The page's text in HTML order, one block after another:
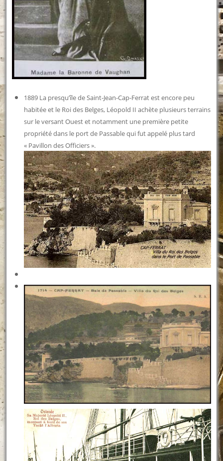
1889 La presqu’île de Saint-Jean-Cap-Ferrat est encore peu
habitée et le Roi des Belges, Léopold II achète plusieurs terrains
sur le versant Ouest et notamment une première petite
propriété dans le port de Passable qui fut appelé plus tard
« Pavillon des Officiers ».